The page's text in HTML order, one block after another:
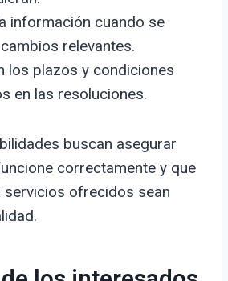
información cuando se
relevantes.
los plazos y condiciones
en las resoluciones.
buscan asegurar
correctamente y que
ofrecidos sean